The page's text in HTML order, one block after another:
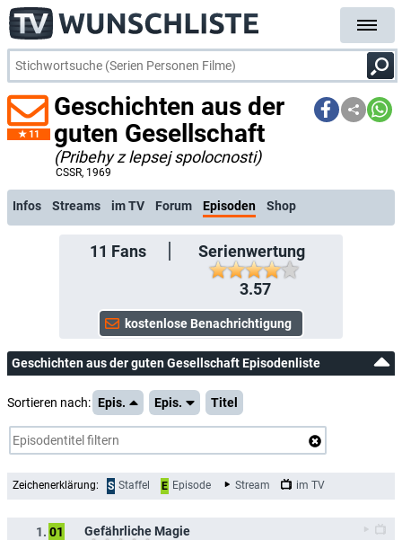
11
Geschichten aus der
guten Gesellschaft
(Pribehy z lepsej spolocnosti)
CSSR, 1969
Infos Streams im TV Forum Episoden Shop
11 Fans
Serienwertung
3.57
Geschichten aus der guten Gesellschaft Episodenliste
Sortieren nach: Epis. Epis. Titel
Zeichenerklärung: S Staffel E Episode Stream im TV
1. 01 Gefährliche Magie